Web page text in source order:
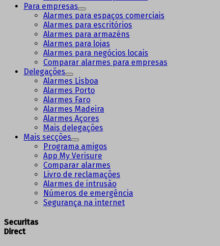
Para empresas
Alarmes para espaços comerciais
Alarmes para escritórios
Alarmes para armazéns
Alarmes para lojas
Alarmes para negócios locais
Comparar alarmes para empresas
Delegações
Alarmes Lisboa
Alarmes Porto
Alarmes Faro
Alarmes Madeira
Alarmes Açores
Mais delegações
Mais secções
Programa amigos
App My Verisure
Comparar alarmes
Livro de reclamações
Alarmes de intrusão
Números de emergência
Segurança na internet
Securitas
Direct